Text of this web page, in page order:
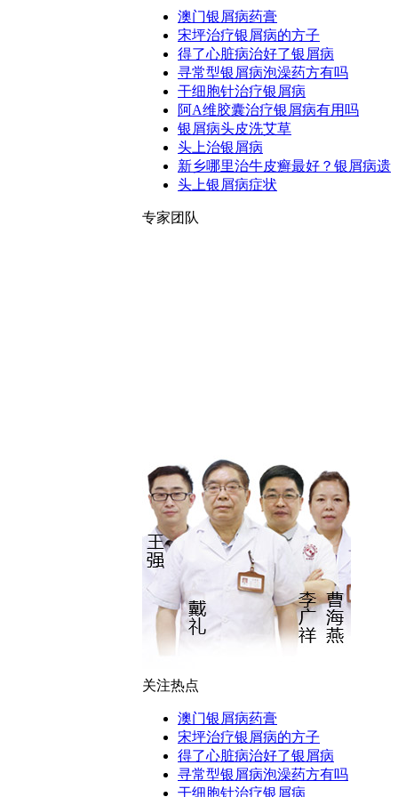
澳门银屑病药膏
宋坪治疗银屑病的方子
得了心脏病治好了银屑病
寻常型银屑病泡澡药方有吗
干细胞针治疗银屑病
阿A维胶囊治疗银屑病有用吗
银屑病头皮洗艾草
头上治银屑病
新乡哪里治牛皮癣最好？银屑病遗
头上银屑病症状
专家团队
关注热点
澳门银屑病药膏
宋坪治疗银屑病的方子
得了心脏病治好了银屑病
寻常型银屑病泡澡药方有吗
干细胞针治疗银屑病